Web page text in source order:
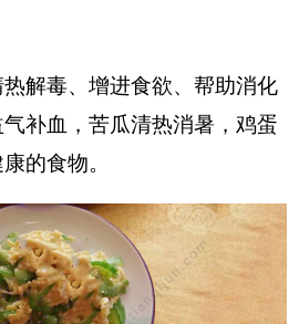
毒、增进食欲、帮助消化
补血，苦瓜清热消暑，鸡蛋
的食物。